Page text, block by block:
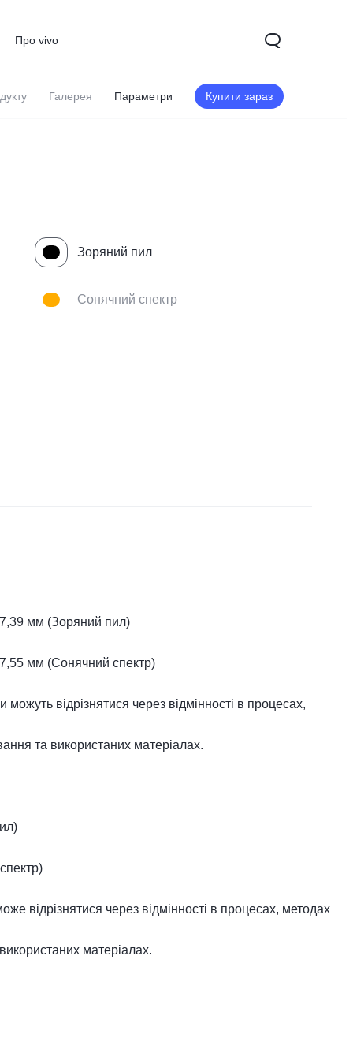
Про vivo
Галерея Параметри Купити зараз
Зоряний пил
Сонячний спектр
мм (Зоряний пил)
мм (Сонячний спектр)
можуть відрізнятися через відмінності в процесах,
та використаних матеріалах.
відрізнятися через відмінності в процесах, методах
матеріалах.